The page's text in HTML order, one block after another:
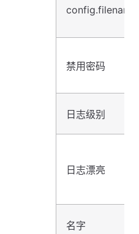
config.filename
禁用密码
日志级别
日志漂亮
名字